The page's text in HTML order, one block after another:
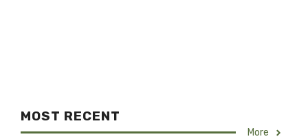
MOST RECENT
More